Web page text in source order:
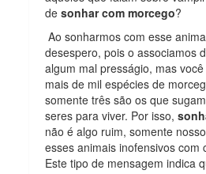
de sonhar com morcego?
Ao sonharmos com esse
desespero, pois o associamos
algum mal presságio, mas
mais de mil espécies de
somente três são os que
seres para viver. Por isso,
não é algo ruim, somente
esses animais inofensivos com
Este tipo de mensagem indica